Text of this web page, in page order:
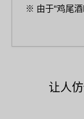
※ 由于“鸡尾
让人